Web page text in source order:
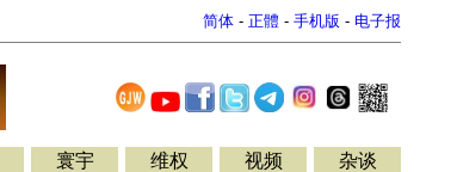
简体 - 正體 - 手机版 - 电子报
寰宇 维权 视频 杂谈